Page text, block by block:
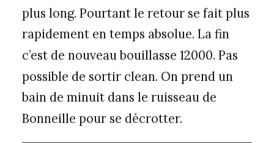
plus long. Pourtant le retour se fait plus
rapidement en temps absolue. La fin
c’est de nouveau bouillasse 12000. Pas
possible de sortir clean. On prend un
bain de minuit dans le ruisseau de
Bonneille pour se décrotter.